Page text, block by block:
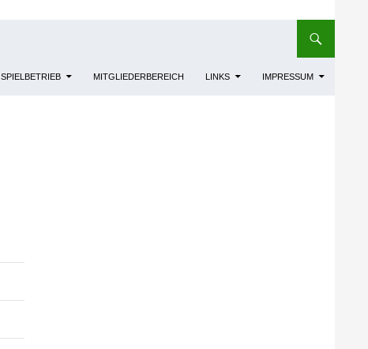
SPIELBETRIEB MITGLIEDERBEREICH LINKS IMPRESSUM